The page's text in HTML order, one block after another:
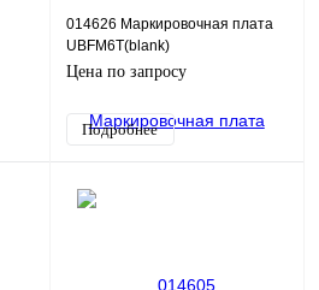
014626 Маркировочная плата
UBFM6T(blank)
Цена по запросу
Подробнее